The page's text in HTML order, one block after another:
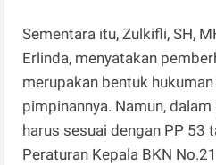
Sementara itu, Zulkifli, SH,
Erlinda, menyatakan
merupakan bentuk
pimpinannya. Namun,
harus sesuai dengan PP 53
Peraturan Kepala BKN